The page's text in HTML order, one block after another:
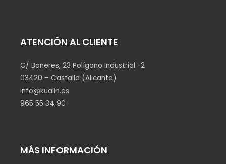
ATENCIÓN AL CLIENTE
C/ Bañeres, 23 Polígono Industrial -2
03420 – Castalla (Alicante)
info@kualin.es
965 55 34 90
MÁS INFORMACIÓN